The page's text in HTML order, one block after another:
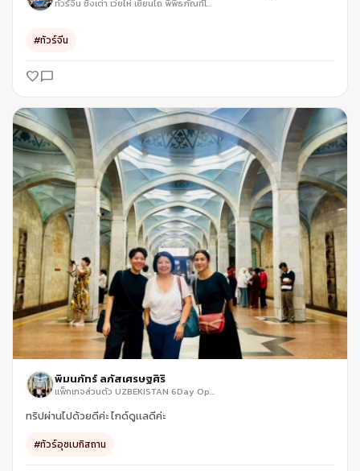
ทัวร์จีน ชิงเต่า เว่ยไห่ เยียนไถ พิพิธภัณฑ์โรงเบียร์ชิงเต่า สะพานจ้านเฉียว
#ทัวร์จีน
favorite_borderchat_bubble_outline
พิมนภัทร์ ลภัสเศรษฐศิริ
แพ็กเกจส่วนตัว UZBEKISTAN 6Day OptionA ไม่รวมอาหารกลางวันและอาหารเย็น
ทริปผ่านไปด้วยดีค่ะ ไกด์ดูเเลดีค่ะ
#ทัวร์อุซเบกิสถาน